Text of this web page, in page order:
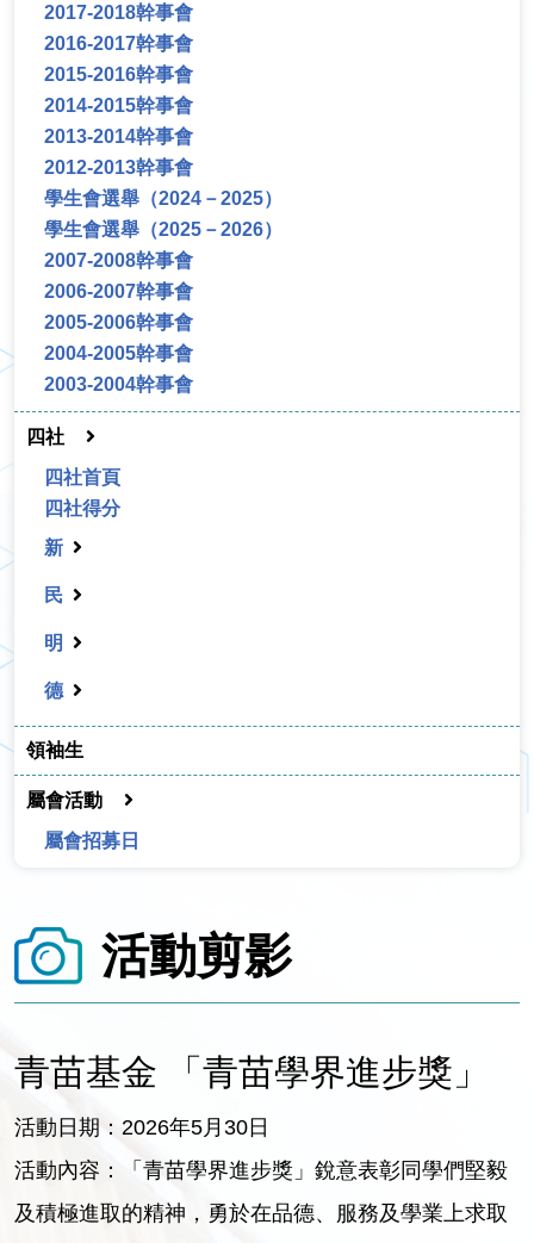
2017-2018幹事會
2016-2017幹事會
2015-2016幹事會
2014-2015幹事會
2013-2014幹事會
2012-2013幹事會
學生會選舉（2024－2025）
學生會選舉（2025－2026）
2007-2008幹事會
2006-2007幹事會
2005-2006幹事會
2004-2005幹事會
2003-2004幹事會
四社
四社首頁
四社得分
新
民
明
德
領袖生
屬會活動
屬會招募日
活動剪影
青苗基金 「青苗學界進步獎」
活動日期：2026年5月30日
活動內容：「青苗學界進步獎」銳意表彰同學們堅毅
及積極進取的精神，勇於在品德、服務及學業上求取